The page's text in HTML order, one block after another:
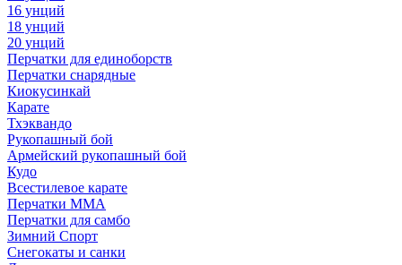
16 унций
18 унций
20 унций
Перчатки для единоборств
Перчатки снарядные
Киокусинкай
Карате
Тхэквандо
Рукопашный бой
Армейский рукопашный бой
Кудо
Всестилевое карате
Перчатки MMA
Перчатки для самбо
Зимний Спорт
Снегокаты и санки